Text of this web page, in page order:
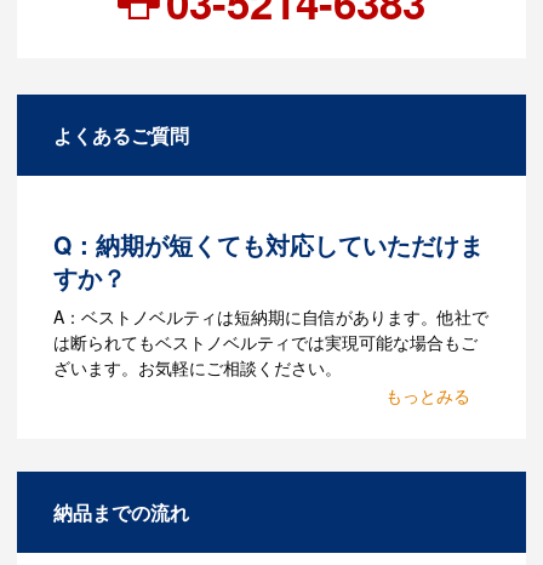
よくあるご質問
Q：納期が短くても対応していただけま
すか？
A：ベストノベルティは短納期に自信があります。他社で
は断られてもベストノベルティでは実現可能な場合もご
ざいます。お気軽にご相談ください。
があります。Adobe illustratorのaiファイ
納品までの流れ